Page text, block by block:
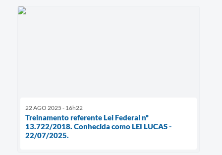
22 AGO 2025 - 16h22
Treinamento referente Lei Federal nº
13.722/2018. Conhecida como LEI LUCAS -
22/07/2025.